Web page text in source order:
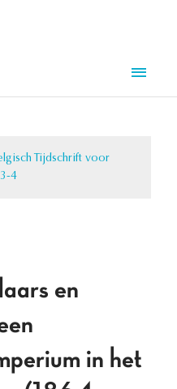
Tijdschrift voor
4
en
in het